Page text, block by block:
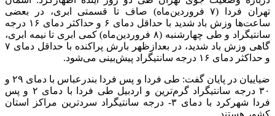
تهران فردا (۷ فروردین‌ماه) صاف تا قسمتی ابری، در بعضی
ساعت‌ها وزش باد شدید با حداقل دمای ۶ و حداکثر دمای ۱۶ درجه
سانتیگراد و طی چهارشنبه (۸ فروردین‌ماه) کمی ابری تا نیمه ابری،
گاهی وزش باد شدید، در بعدازظهر بارش پراکنده با حداقل دمای ۷
و حداکثر دمای ۱۶ درجه سانتیگراد پیش‌بینی می‌شود.
ضیاییان در پایان گفت: طی فردا و پس فردا بندرعباس با دمای ۲۹ و
۳۰ درجه سانتیگراد گرم‌ترین و اردبیل طی فردا با دمای ۲ و پس
فردا شهرکرد با دمای ۳- درجه سانتیگراد سردترین مراکز استان‌
کشور هستند.